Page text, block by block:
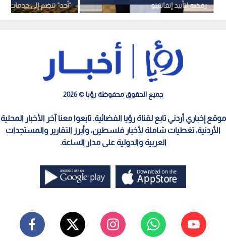
"أحد" تنضم إلى خدمات
عمان"
رفضه لتأييد إنفانتينو
جميع الحقوق محفوظة رؤيا © 2026
موقع إخباري أردني تابع لقناة رؤيا الفضائية. تابعوا معنا آخر الأخبار المحلية
الأردنية، تغطيات شاملة لأخبار فلسطين، وأبرز التقارير والمستجدات
العربية والدولية على مدار الساعة.